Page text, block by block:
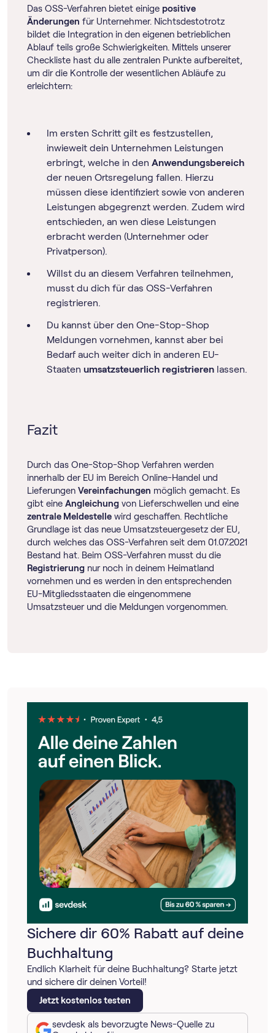
Sichere dir 60% Rabatt auf deine
Buchhaltung
Endlich Klarheit für deine Buchhaltung? Starte jetzt
und sichere dir deinen Vorteil!
Jetzt kostenlos testen
sevdesk als bevorzugte News-Quelle zu
Das OSS-Verfahren bietet einige positive
Änderungen für Unternehmer. Nichtsdestotrotz
bildet die Integration in den eigenen betrieblichen
Ablauf teils große Schwierigkeiten. Mittels unserer
Checkliste hast du alle zentralen Punkte aufbereitet,
um dir die Kontrolle der wesentlichen Abläufe zu
erleichtern:
Im ersten Schritt gilt es festzustellen,
inwieweit dein Unternehmen Leistungen
erbringt, welche in den Anwendungsbereich
der neuen Ortsregelung fallen. Hierzu
müssen diese identifiziert sowie von anderen
Leistungen abgegrenzt werden. Zudem wird
entschieden, an wen diese Leistungen
erbracht werden (Unternehmer oder
Privatperson).
Willst du an diesem Verfahren teilnehmen,
musst du dich für das OSS-Verfahren
registrieren.
Du kannst über den One-Stop-Shop
Meldungen vornehmen, kannst aber bei
Bedarf auch weiter dich in anderen EU-
Staaten umsatzsteuerlich registrieren lassen.
Fazit
Durch das One-Stop-Shop Verfahren werden
innerhalb der EU im Bereich Online-Handel und
Lieferungen Vereinfachungen möglich gemacht. Es
gibt eine Angleichung von Lieferschwellen und eine
zentrale Meldestelle wird geschaffen. Rechtliche
Grundlage ist das neue Umsatzsteuergesetz der EU,
durch welches das OSS-Verfahren seit dem 01.07.2021
Bestand hat. Beim OSS-Verfahren musst du die
Registrierung nur noch in deinem Heimatland
vornehmen und es werden in den entsprechenden
EU-Mitgliedsstaaten die eingenommene
Umsatzsteuer und die Meldungen vorgenommen.